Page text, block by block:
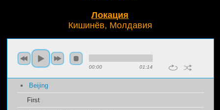
Локация
Кишинёв, Молдавия
00:00 01:14
Beijing
First